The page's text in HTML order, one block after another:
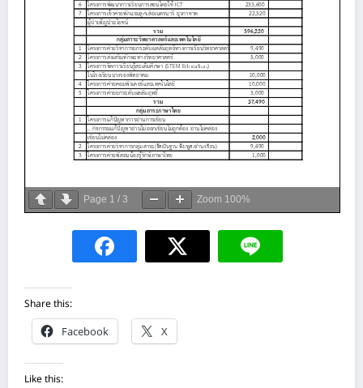
Page 1 / 3 Zoom 100%
Share this:
Facebook
X
Like this: